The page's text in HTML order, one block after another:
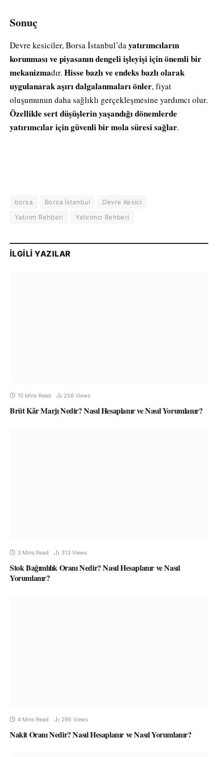
Sonuç
Devre kesiciler, Borsa İstanbul’dayatırımcıların
korunması ve piyasanın dengeli işleyişi için önemli bir
mekanizmadır. Hisse bazlı ve endeks bazlı olarak
uygulanarak aşırı dalgalanmaları önler, fiyat
oluşumunun daha sağlıklı gerçekleşmesine yardımcı olur.
Özellikle sert düşüşlerin yaşandığı dönemlerde
yatırımcılar için güvenli bir mola süresi sağlar.
borsa Borsa İstanbul
Devre Kesici
Yatırım Rehberi
Yatırımcı Rehberi
İLGILI YAZILAR
10 Mins Read 258 Views
Brüt Kâr Marjı Nedir? Nasıl Hesaplanır ve Nasıl Yorumlanır?
3 Mins Read 313 Views
Stok Bağımlılık Oranı Nedir? Nasıl Hesaplanır ve Nasıl
Yorumlanır?
4 Mins Read 295 Views
Nakit Oranı Nedir? Nasıl Hesaplanır ve Nasıl Yorumlanır?